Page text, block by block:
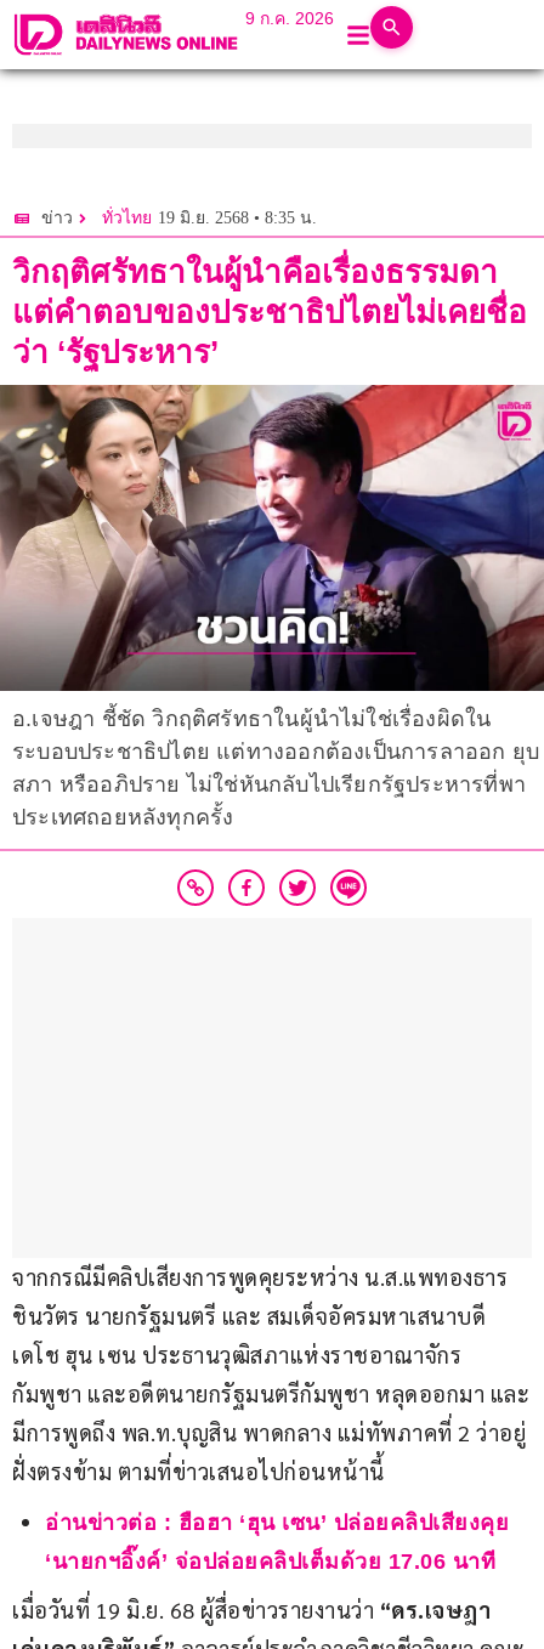
9 ก.ค. 2026
ข่าว ทั่วไทย 19 มิ.ย. 2568 • 8:35 น.
วิกฤติศรัทธาในผู้นำคือเรื่องธรรมดา
แต่คำตอบของประชาธิปไตยไม่เคยชื่อ
ว่า ‘รัฐประหาร’
อ.เจษฎา ชี้ชัด วิกฤติศรัทธาในผู้นำไม่ใช่เรื่องผิดใน
ระบอบประชาธิปไตย แต่ทางออกต้องเป็นการลาออก ยุบ
สภา หรืออภิปราย ไม่ใช่หันกลับไปเรียกรัฐประหารที่พา
ประเทศถอยหลังทุกครั้ง
จากกรณีมีคลิปเสียงการพูดคุยระหว่าง น.ส.แพทองธาร
ชินวัตร นายกรัฐมนตรี และ สมเด็จอัครมหาเสนาบดี
เดโช ฮุน เซน ประธานวุฒิสภาแห่งราชอาณาจักร
กัมพูชา และอดีตนายกรัฐมนตรีกัมพูชา หลุดออกมา และ
มีการพูดถึง พล.ท.บุญสิน พาดกลาง แม่ทัพภาคที่ 2 ว่าอยู่
ฝั่งตรงข้าม ตามที่ข่าวเสนอไปก่อนหน้านี้
อ่านข่าวต่อ : ฮือฮา ‘ฮุน เซน’ ปล่อยคลิปเสียงคุย
‘นายกฯอิ๊งค์’ จ่อปล่อยคลิปเต็มด้วย 17.06 นาที
เมื่อวันที่ 19 มิ.ย. 68 ผู้สื่อข่าวรายงานว่า “ดร.เจษฎา